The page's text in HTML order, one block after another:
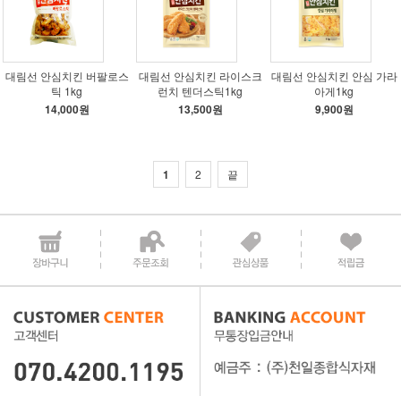
대림선 안심치킨 버팔로스
틱 1kg
14,000원
대림선 안심치킨 라이스크
런치 텐더스틱1kg
13,500원
대림선 안심치킨 안심 가라
아게1kg
9,900원
1 2 끝